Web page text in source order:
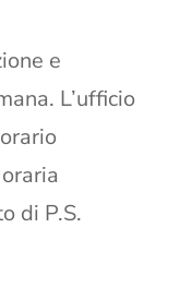
e
L’ufficio
di P.S.